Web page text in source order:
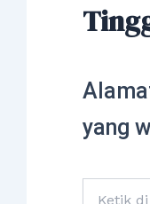
yang